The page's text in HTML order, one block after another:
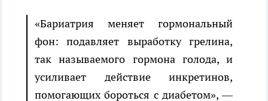
«Бариатрия меняет гормональный
фон: подавляет выработку грелина,
так называемого гормона голода, и
усиливает действие инкретинов,
помогающих бороться с диабетом», —